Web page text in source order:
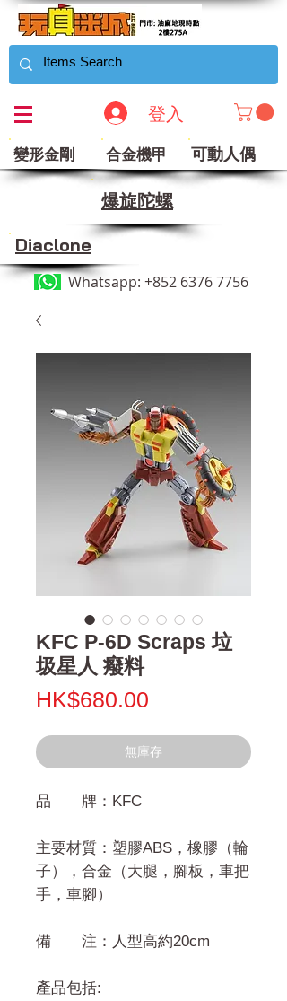
登入
變形金剛 合金機甲 可動人偶
​爆旋陀螺
Diaclone
Whatsapp: +852 6376 7756
KFC P-6D Scraps 垃
圾星人 癈料
HK$680.00
無庫存
品 牌：KFC
主要材質：塑膠ABS，橡膠（輪
子），合金（大腿，腳板，車把
手，車腳）
備 注：人型高約20cm
產品包括: